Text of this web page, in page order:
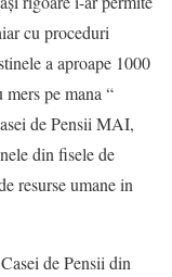
cu proceduri
a aproape 1000
pe mana “
de Pensii MAI,
din fisele de
resurse umane in
de Pensii din